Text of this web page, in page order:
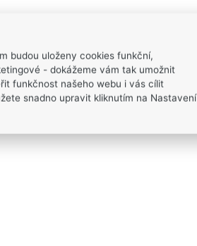
budou uloženy cookies funkční,
- dokážeme vám tak umožnit
funkčnost našeho webu i vás cílit
snadno upravit kliknutím na Nastavení